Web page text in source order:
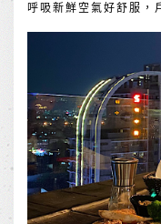
呼吸新鮮空氣好舒服，